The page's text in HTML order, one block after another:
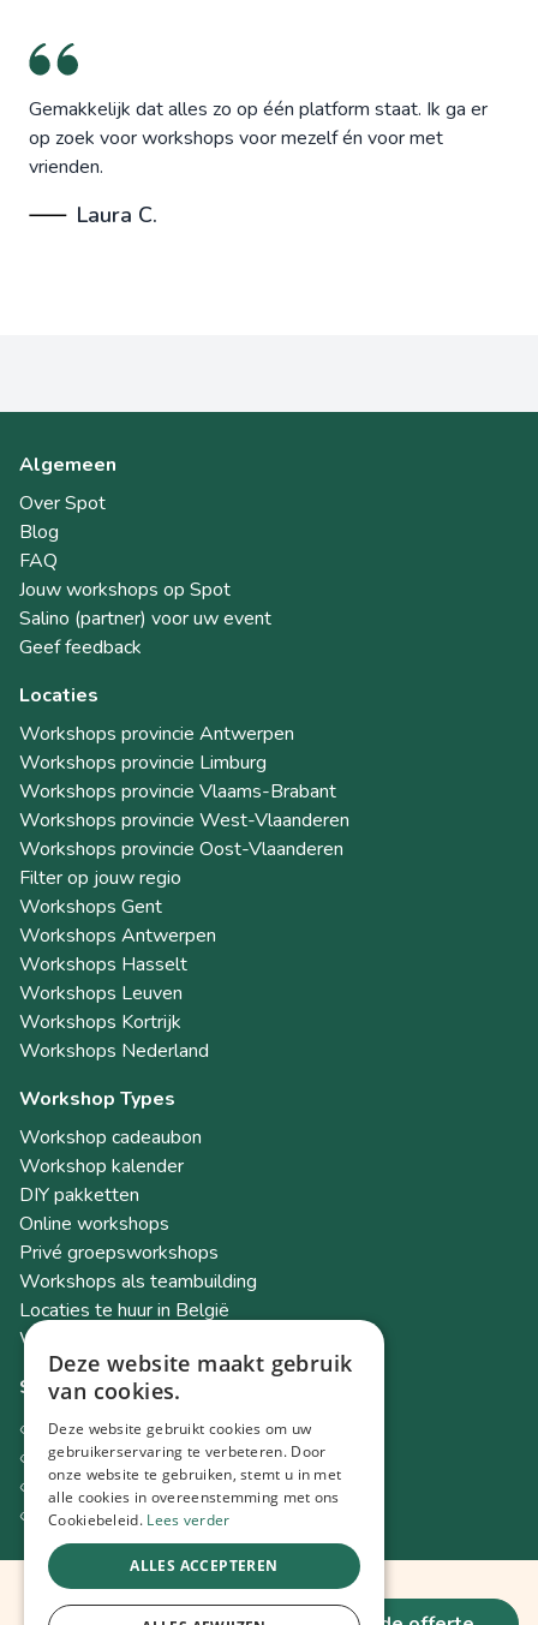
Gemakkelijk dat alles zo op één platform staat. Ik ga er
op zoek voor workshops voor mezelf én voor met
vrienden.
Laura C.
Algemeen
Over Spot
Blog
FAQ
Jouw workshops op Spot
Salino (partner) voor uw event
Geef feedback
Locaties
Workshops provincie Antwerpen
Workshops provincie Limburg
Workshops provincie Vlaams-Brabant
Workshops provincie West-Vlaanderen
Workshops provincie Oost-Vlaanderen
Filter op jouw regio
Workshops Gent
Workshops Antwerpen
Workshops Hasselt
Workshops Leuven
Workshops Kortrijk
Workshops Nederland
Workshop Types
Workshop cadeaubon
Workshop kalender
DIY pakketten
Online workshops
Privé groepsworkshops
Workshops als teambuilding
Locaties te huur in België
Workshop Academy
Socials
Instagram
Facebook
TikTok
LinkedIn
© 2026 Spot Workshops
Deze website maakt gebruik
van cookies.
Deze website gebruikt cookies om uw
gebruikerservaring te verbeteren. Door
onze website te gebruiken, stemt u in met
alle cookies in overeenstemming met ons
Cookiebeleid. Lees verder
ALLES ACCEPTEREN